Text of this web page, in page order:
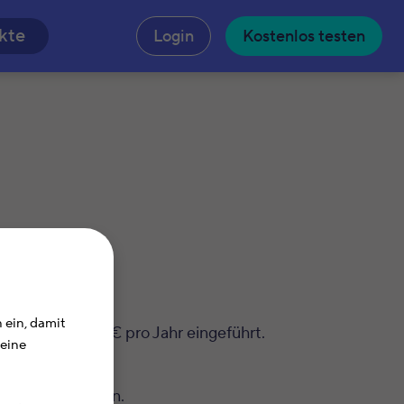
ein, damit
Login Kostenlos testen
1.260 € pro Jahr eingeführt.
werden.